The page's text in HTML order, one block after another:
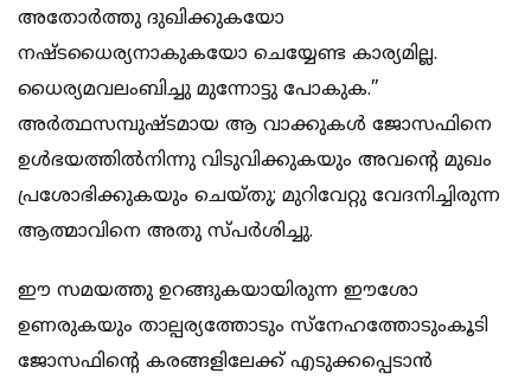
അതോർത്തു ദുഖിക്കുകയോ
നഷ്ടധൈര്യനാകുകയോ ചെയ്യേണ്ട കാര്യമില്ല.
ധൈര്യമവലംബിച്ചു മുന്നോട്ടു പോകുക.”
അർത്ഥസമ്പുഷ്ടമായ ആ വാക്കുകൾ ജോസഫിനെ
ഉൾഭയത്തിൽനിന്നു വിടുവിക്കുകയും അവന്റെ മുഖം
പ്രശോഭിക്കുകയും ചെയ്തു; മുറിവേറ്റു വേദനിച്ചിരുന്ന
ആത്മാവിനെ അതു സ്പർശിച്ചു.
ഈ സമയത്തു ഉറങ്ങുകയായിരുന്ന ഈശോ
ഉണരുകയും താല്പര്യത്തോടും സ്നേഹത്തോടുംകൂടി
ജോസഫിന്റെ കരങ്ങളിലേക്ക് എടുക്കപ്പെടാൻ